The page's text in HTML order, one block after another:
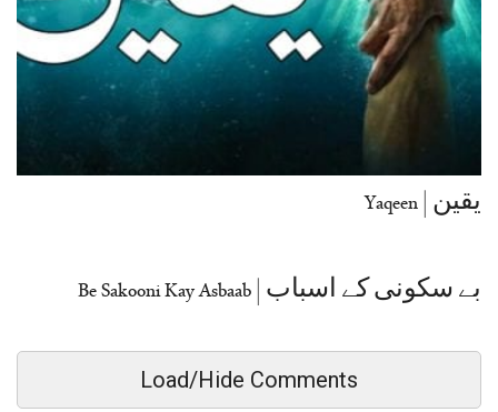
یقین | Yaqeen
بے سکونی کے اسباب | Be Sakooni Kay Asbaab
Load/Hide Comments